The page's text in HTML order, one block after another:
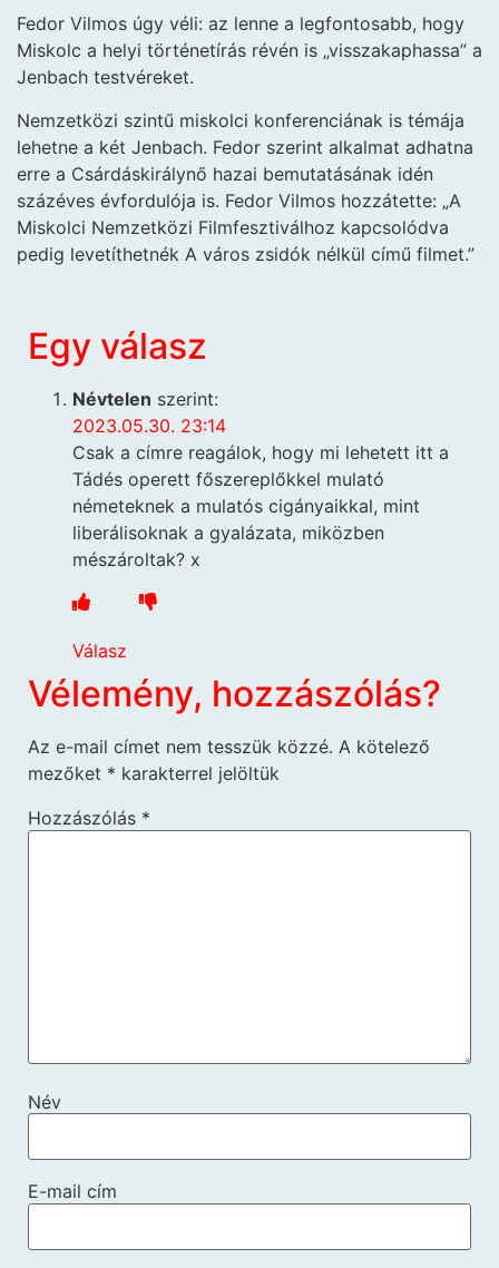
Fedor Vilmos úgy véli: az lenne a legfontosabb, hogy
Miskolc a helyi történetírás révén is „visszakaphassa” a
Jenbach testvéreket.
Nemzetközi szintű miskolci konferenciának is témája
lehetne a két Jenbach. Fedor szerint alkalmat adhatna
erre a Csárdáskirálynő hazai bemutatásának idén
százéves évfordulója is. Fedor Vilmos hozzátette: „A
Miskolci Nemzetközi Filmfesztiválhoz kapcsolódva
pedig levetíthetnék A város zsidók nélkül című filmet.”
Egy válasz
Névtelen szerint:
2023.05.30. 23:14
Csak a címre reagálok, hogy mi lehetett itt a
Tádés operett főszereplőkkel mulató
németeknek a mulatós cigányaikkal, mint
liberálisoknak a gyalázata, miközben
mészároltak? x
Válasz
Vélemény, hozzászólás?
Az e-mail címet nem tesszük közzé. A kötelező
mezőket * karakterrel jelöltük
Hozzászólás *
Név
E-mail cím